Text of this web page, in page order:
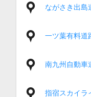
ながさき出島
一ツ葉有料道
南九州自動車
指宿スカイラ